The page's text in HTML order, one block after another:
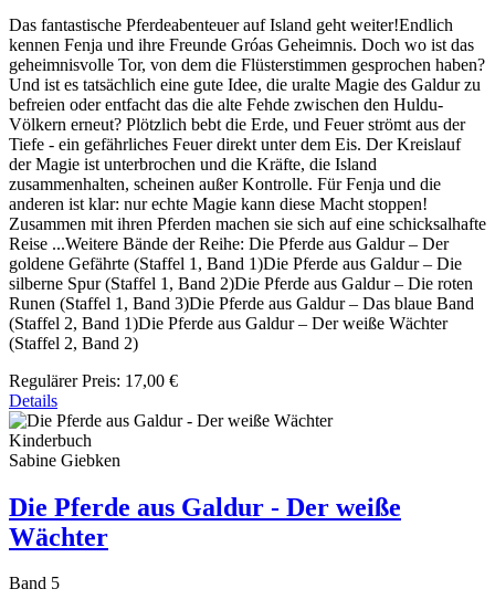
Das fantastische Pferdeabenteuer auf Island geht weiter!Endlich
kennen Fenja und ihre Freunde Gróas Geheimnis. Doch wo ist das
geheimnisvolle Tor, von dem die Flüsterstimmen gesprochen haben?
Und ist es tatsächlich eine gute Idee, die uralte Magie des Galdur zu
befreien oder entfacht das die alte Fehde zwischen den Huldu-
Völkern erneut? Plötzlich bebt die Erde, und Feuer strömt aus der
Tiefe - ein gefährliches Feuer direkt unter dem Eis. Der Kreislauf
der Magie ist unterbrochen und die Kräfte, die Island
zusammenhalten, scheinen außer Kontrolle. Für Fenja und die
anderen ist klar: nur echte Magie kann diese Macht stoppen!
Zusammen mit ihren Pferden machen sie sich auf eine schicksalhafte
Reise ...Weitere Bände der Reihe: Die Pferde aus Galdur – Der
goldene Gefährte (Staffel 1, Band 1)Die Pferde aus Galdur – Die
silberne Spur (Staffel 1, Band 2)Die Pferde aus Galdur – Die roten
Runen (Staffel 1, Band 3)Die Pferde aus Galdur – Das blaue Band
(Staffel 2, Band 1)Die Pferde aus Galdur – Der weiße Wächter
(Staffel 2, Band 2)
Regulärer Preis: 17,00 €
Details
Kinderbuch
Sabine Giebken
Die Pferde aus Galdur - Der weiße
Wächter
Band 5